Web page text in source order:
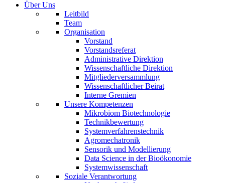
Über Uns
Leitbild
Team
Organisation
Vorstand
Vorstandsreferat
Administrative Direktion
Wissenschaftliche Direktion
Mitgliederversammlung
Wissenschaftlicher Beirat
Interne Gremien
Unsere Kompetenzen
Mikrobiom Biotechnologie
Technikbewertung
Systemverfahrenstechnik
Agromechatronik
Sensorik und Modellierung
Data Science in der Bioökonomie
Systemwissenschaft
Soziale Verantwortung